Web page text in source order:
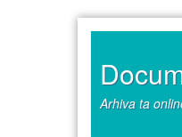
Arhiva ta